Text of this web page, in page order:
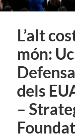
L’alt
món:
dels
–